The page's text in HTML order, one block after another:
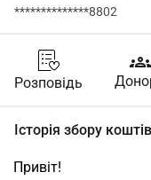
**************8802
Розповідь
groups
Історія збору коштів
Привіт!